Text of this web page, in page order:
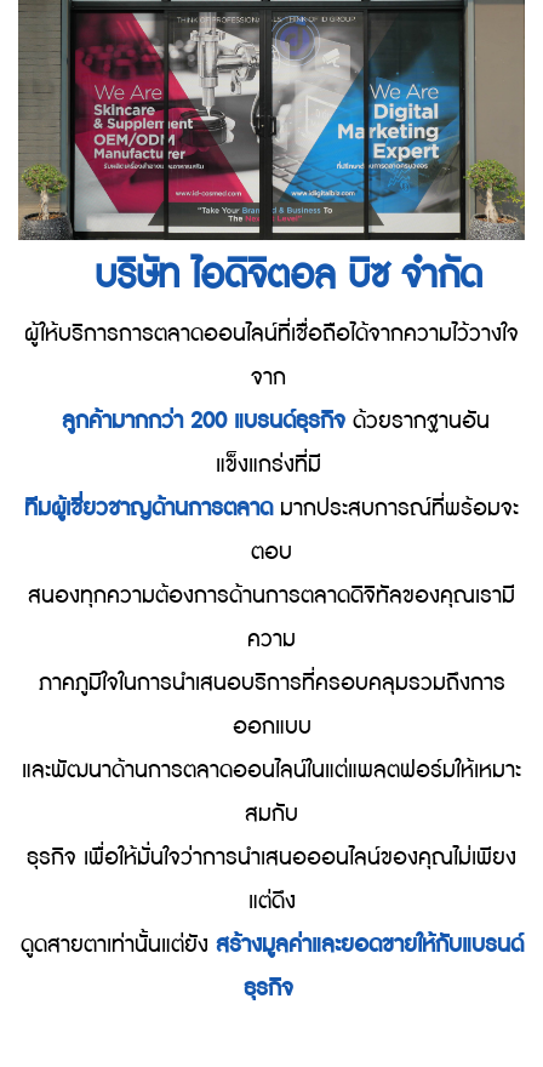
บริษัท ไอดิจิตอล บิซ จำกัด
ผู้ให้บริการการตลาดออนไลน์ที่เชื่อถือได้จากความไว้วางใจ
จาก
ลูกค้ามากกว่า 200 แบรนด์ธุรกิจด้วยรากฐานอัน
แข็งแกร่งที่มี
ทีมผู้เชี่ยวชาญด้านการตลาด มากประสบการณ์ที่พร้อมจะ
ตอบ
สนองทุกความต้องการด้านการตลาดดิจิทัลของคุณเรามี
ความ
ภาคภูมิใจในการนำเสนอบริการที่ครอบคลุมรวมถึงการ
ออกแบบ
และพัฒนาด้านการตลาดออนไลน์ในแต่แพลตฟอร์มให้เหมาะ
สมกับ
ธุรกิจ เพื่อให้มั่นใจว่าการนำเสนอออนไลน์ของคุณไม่เพียง
แต่ดึง
ดูดสายตาเท่านั้นแต่ยัง สร้างมูลค่าและยอดขายให้กับแบรนด์
ธุรกิจ